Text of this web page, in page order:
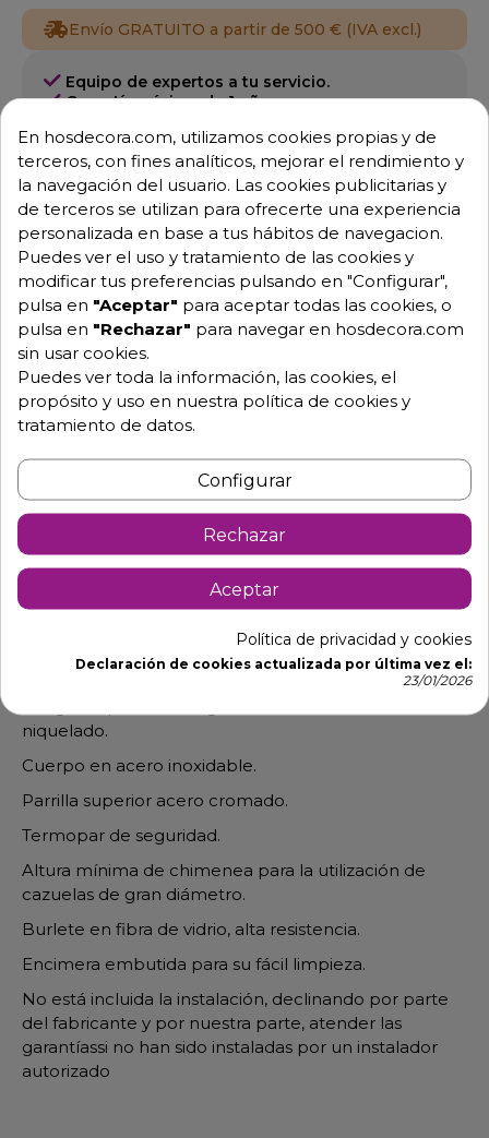
Envío GRATUITO a partir de 500 € (IVA excl.)
Equipo de expertos a tu servicio.
Garantía mínima de 1 año.
Consulta tus dudas con nosotros.
976 25 59 91
info@hosdecora.com
Hablemos
Pide tu presupuesto
Descripción Detalles de producto
reducidos como food truck y restaurantes con
cocinas pequeñas.
niquelado.
Cuerpo en acero inoxidable.
Parrilla superior acero cromado.
Termopar de seguridad.
Altura mínima de chimenea para la utilización de
cazuelas de gran diámetro.
Burlete en fibra de vidrio, alta resistencia.
Encimera embutida para su fácil limpieza.
No está incluida la instalación, declinando por parte
del fabricante y por nuestra parte, atender las
garantíassi no han sido instaladas por un instalador
autorizado
En hosdecora.com, utilizamos cookies propias y de
terceros, con fines analíticos, mejorar el rendimiento y
la navegación del usuario. Las cookies publicitarias y
de terceros se utilizan para ofrecerte una experiencia
personalizada en base a tus hábitos de navegacion.
Puedes ver el uso y tratamiento de las cookies y
modificar tus preferencias pulsando en "Configurar",
pulsa en "Aceptar" para aceptar todas las cookies, o
pulsa en "Rechazar" para navegar en hosdecora.com
sin usar cookies.
Puedes ver toda la información, las cookies, el
propósito y uso en nuestra política de cookies y
tratamiento de datos.
Configurar
Rechazar
Aceptar
Política de privacidad y cookies
Declaración de cookies actualizada por última vez el:
23/01/2026